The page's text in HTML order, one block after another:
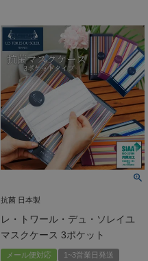
抗菌 日本製
レ・トワール・デュ・ソレイユ
マスクケース 3ポケット
メール便対応 1~3営業日発送